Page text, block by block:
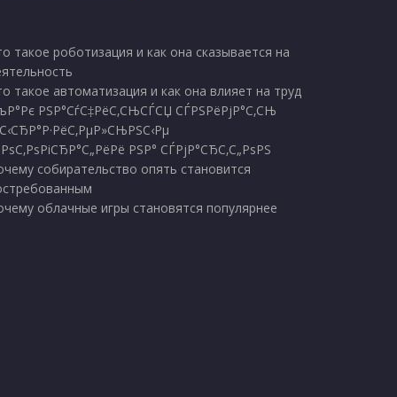
такое роботизация и как она сказывается на
такое автоматизация и как она влияет на труд
РЅР°СѓС‡РёС‚СЊСЃСЏ СЃРЅРёРјР°С‚СЊ
РЅР° СЃРјР°СЂС‚С„РѕРЅ
собирательство опять становится
облачные игры становятся популярнее